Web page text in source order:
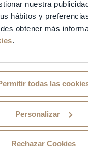
nuestra
hábitos y
obtener más
.
todas las
Personalizar
Rechazar Cookies
cómo es
el estrés puede
enla regularidad
a explicarlo con
unciclo
una situación
un retraso